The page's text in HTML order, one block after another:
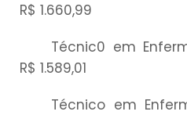
R$ 1.660,99
Técnic0 em
R$ 1.589,01
Técnico em